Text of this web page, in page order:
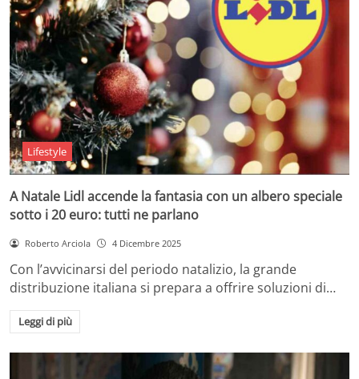
Lifestyle
A Natale Lidl accende la fantasia con un albero speciale
sotto i 20 euro: tutti ne parlano
Roberto Arciola 4 Dicembre 2025
Con l’avvicinarsi del periodo natalizio, la grande
distribuzione italiana si prepara a offrire soluzioni di…
Leggi di più